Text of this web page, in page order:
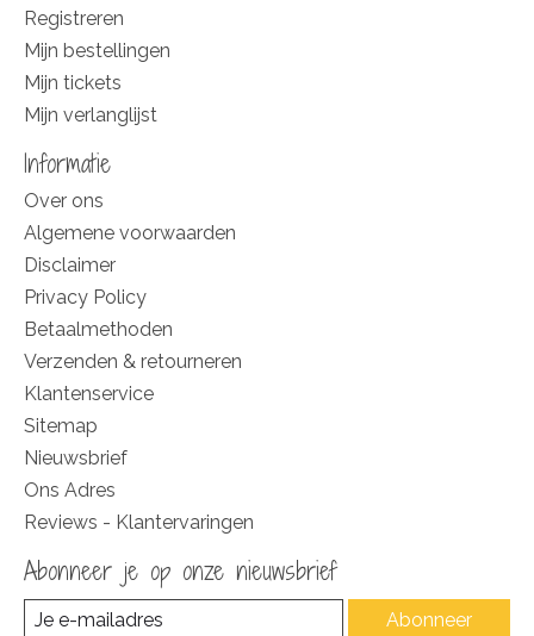
Registreren
Mijn bestellingen
Mijn tickets
Mijn verlanglijst
Informatie
Over ons
Algemene voorwaarden
Disclaimer
Privacy Policy
Betaalmethoden
Verzenden & retourneren
Klantenservice
Sitemap
Nieuwsbrief
Ons Adres
Reviews - Klantervaringen
Abonneer je op onze nieuwsbrief
Abonneer